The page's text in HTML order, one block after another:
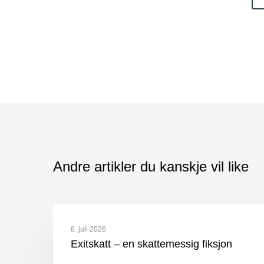
Andre artikler du kanskje vil like
8. juli 2026
Exitskatt – en skattemessig fiksjon